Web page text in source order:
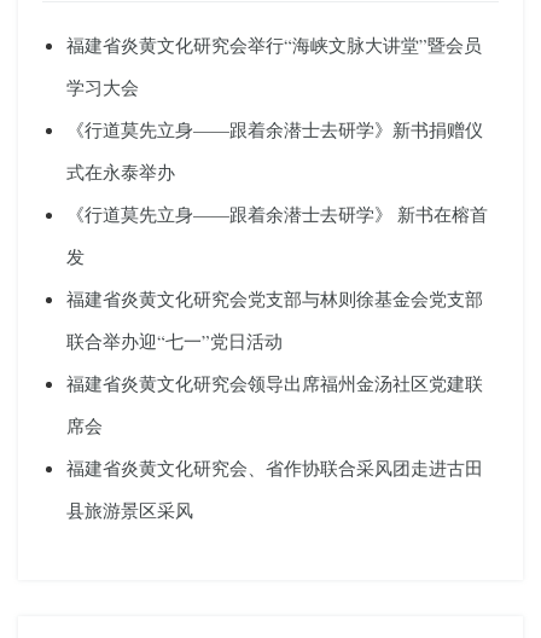
福建省炎黄文化研究会举行“海峡文脉大讲堂”暨会员
学习大会
《行道莫先立身——跟着余潜士去研学》新书捐赠仪
式在永泰举办
《行道莫先立身——跟着余潜士去研学》 新书在榕首
发
福建省炎黄文化研究会党支部与林则徐基金会党支部
联合举办迎“七一”党日活动
福建省炎黄文化研究会领导出席福州金汤社区党建联
席会
福建省炎黄文化研究会、省作协联合采风团走进古田
县旅游景区采风